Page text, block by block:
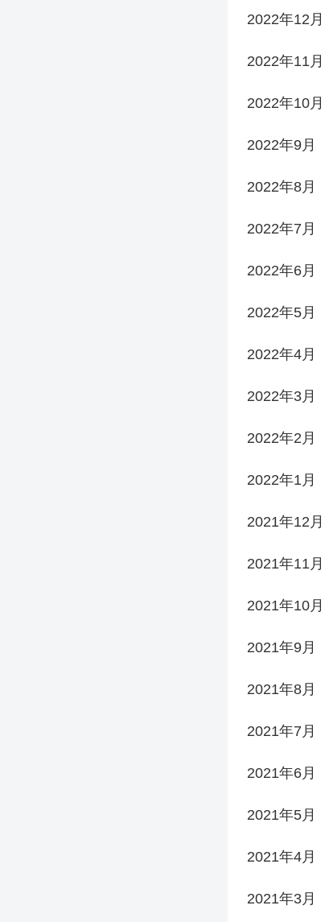
2022年12月
2022年11月
2022年10月
2022年9月
2022年8月
2022年7月
2022年6月
2022年5月
2022年4月
2022年3月
2022年2月
2022年1月
2021年12月
2021年11月
2021年10月
2021年9月
2021年8月
2021年7月
2021年6月
2021年5月
2021年4月
2021年3月